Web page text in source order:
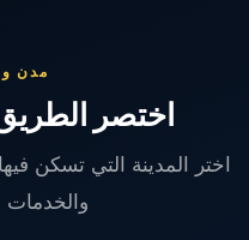
مدن
اختصر
اختر المدينة التي تسكن
والخدمات